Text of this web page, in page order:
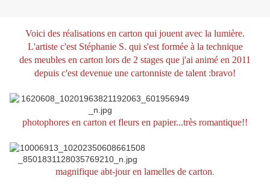
Voici des réalisations en carton qui jouent avec la lumière.
L'artiste c'est Stéphanie S. qui s'est formée à la technique
des meubles en carton lors de 2 stages que j'ai animé en 2011
depuis c'est devenue une cartonniste de talent :bravo!
photophores en carton et fleurs en papier...très romantique!!
magnifique abt-jour en lamelles de carton